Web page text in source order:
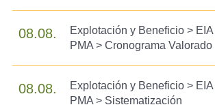
08.08.
Explotación y Beneficio > EIA
PMA > Cronograma Valorado
08.08.
Explotación y Beneficio > EIA
PMA > Sistematización